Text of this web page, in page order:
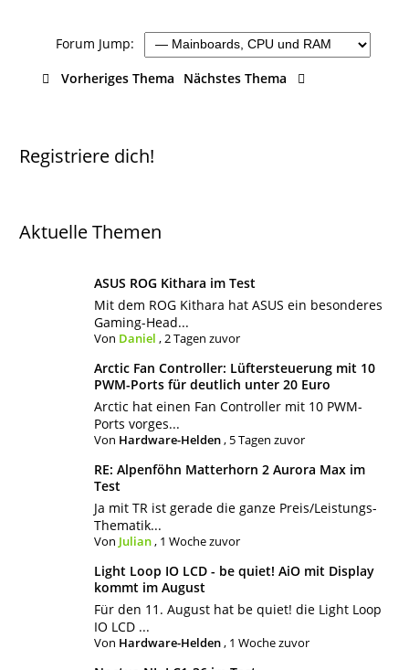
Forum Jump:
Vorheriges Thema
Nächstes Thema
Registriere dich!
Aktuelle Themen
ASUS ROG Kithara im Test
Mit dem ROG Kithara hat ASUS ein besonderes
Gaming-Head...
Von Daniel ,2 Tagen zuvor
Arctic Fan Controller: Lüftersteuerung mit 10
PWM-Ports für deutlich unter 20 Euro
Arctic hat einen Fan Controller mit 10 PWM-
Ports vorges...
Von Hardware-Helden, 5 Tagen zuvor
RE: Alpenföhn Matterhorn 2 Aurora Max im
Test
Ja mit TR ist gerade die ganze Preis/Leistungs-
Thematik...
Von Julian, 1 Woche zuvor
Light Loop IO LCD - be quiet! AiO mit Display
kommt im August
Für den 11. August hat be quiet! die Light Loop
IO LCD ...
Von Hardware-Helden, 1 Woche zuvor